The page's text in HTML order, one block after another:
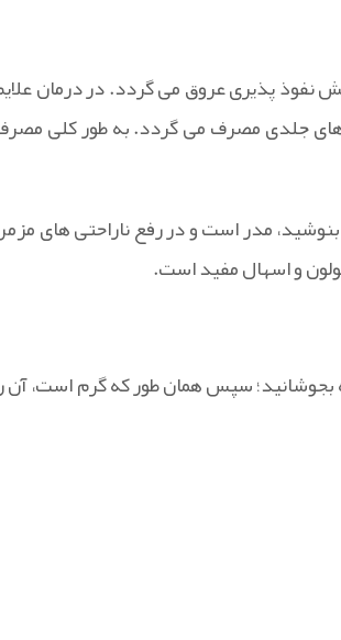
نفوذ پذیری عروق می گردد. در درمان
های جلدی مصرف می گردد. به طور کلی
مدر است و در رفع ناراحتی های
و اسهال مفید است.
بر روی ۵ تا ۱۰ گرم از خرد شده میوه ها ریخته و به مدت ۱۰ دقیقه بجوشانید؛ سپس همان طور که گرم است،